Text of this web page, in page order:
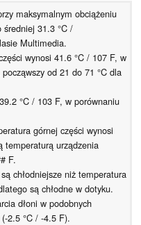
maksymalnym obciążeniu
średniej 31.3 °C /
Multimedia.
wynosi 41.6 °C / 107 F, w
od 21 do 71 °C dla
°C / 103 F, w porównaniu
górnej części wynosi
temperaturą urządzenia
F.
chłodniejsze niż temperatura
są chłodne w dotyku.
dłoni w podobnych
2.5 °C / -4.5 F).